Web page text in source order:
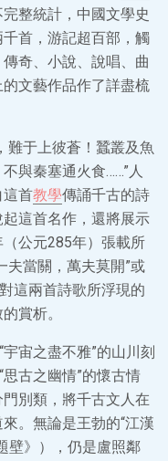
整統計，中國文學史
首，游記超百部，觸
奇、小說、說唱、曲
文藝作品作了詳盡梳
難于上彼蒼！蠶叢及魚
與秦塞通火食……”人
這首教學傳誦千古的詩
這首名作，還將展示
公元285年）張載所
夫當關，萬夫莫開”或
這兩首詩歌所浮現的
賞析。
宙之盡不雅”的山川刻
古之幽情”的懷古情
別類，將千古文人在
。無論是王勃的“江漢
壁》），仍是盧照鄰